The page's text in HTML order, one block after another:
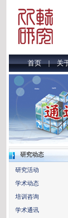
首页|关
研究动态
研究活动
学术动态
培训咨询
学术通讯